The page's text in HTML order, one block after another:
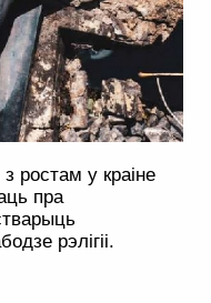
з ростам у краіне
пра
рэлігіі.